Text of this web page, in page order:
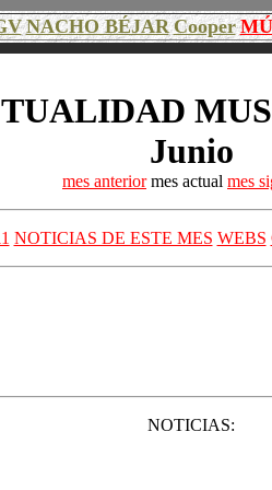
NACHO BÉJAR Cooper
Junio
mes anteriormes actual mes
NOTICIAS DE ESTE MES WEBS
NOTICIAS: